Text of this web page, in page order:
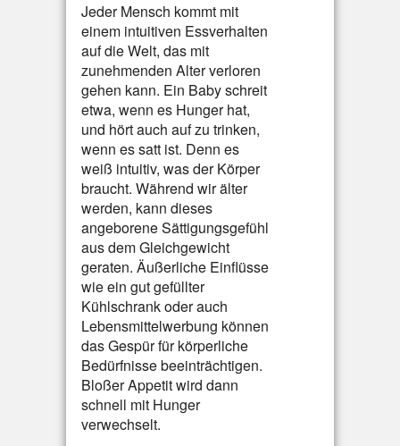
Jeder Mensch kommt mit
einem intuitiven Essverhalten
auf die Welt, das mit
zunehmenden Alter verloren
gehen kann. Ein Baby schreit
etwa, wenn es Hunger hat,
und hört auch auf zu trinken,
wenn es satt ist. Denn es
weiß intuitiv, was der Körper
braucht. Während wir älter
werden, kann dieses
angeborene Sättigungsgefühl
aus dem Gleichgewicht
geraten. Äußerliche Einflüsse
wie ein gut gefüllter
Kühlschrank oder auch
Lebensmittelwerbung können
das Gespür für körperliche
Bedürfnisse beeinträchtigen.
Bloßer Appetit wird dann
schnell mit Hunger
verwechselt.